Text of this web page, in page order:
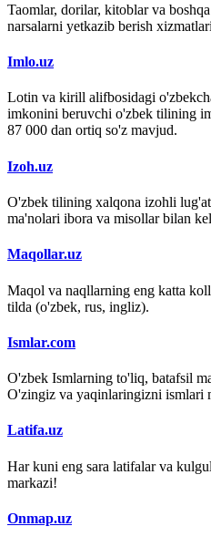
Taomlar, dorilar, kitoblar va
narsalarni yetkazib berish
Imlo.uz
Lotin va kirill alifbosidagi
imkonini beruvchi o'zbek tilining
87 000 dan ortiq so'z mavjud.
Izoh.uz
O'zbek tilining xalqona izohli
ma'nolari ibora va misollar bilan
Maqollar.uz
Maqol va naqllarning eng katta
tilda (o'zbek, rus, ingliz).
Ismlar.com
O'zbek Ismlarning to'liq, batafsil
O'zingiz va yaqinlaringizni ismlari
Latifa.uz
Har kuni eng sara latifalar va
markazi!
Onmap.uz